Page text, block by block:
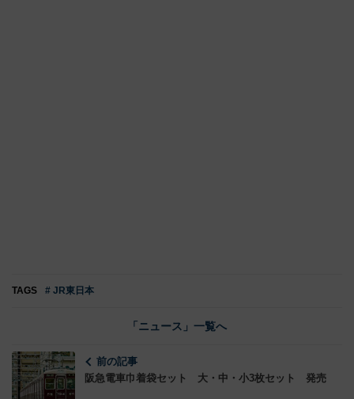
TAGS # JR東日本
「ニュース」一覧へ
前の記事
阪急電車巾着袋セット 大・中・小3枚セット 発売